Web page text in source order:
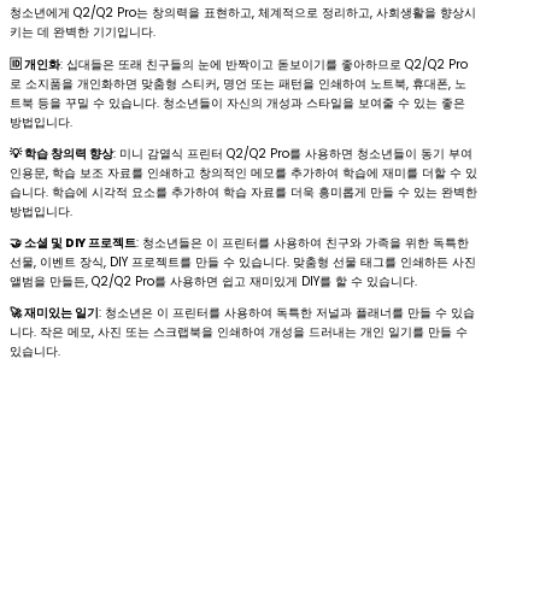
청소년에게 Q2/Q2 Pro는 창의력을 표현하고, 체계적으로 정리하고, 사회생활을 향상시
키는 데 완벽한 기기입니다.
🆔 개인화: 십대들은 또래 친구들의 눈에 반짝이고 돋보이기를 좋아하므로 Q2/Q2 Pro
로 소지품을 개인화하면 맞춤형 스티커, 명언 또는 패턴을 인쇄하여 노트북, 휴대폰, 노
트북 등을 꾸밀 수 있습니다. 청소년들이 자신의 개성과 스타일을 보여줄 수 있는 좋은
방법입니다.
💡 학습 창의력 향상: 미니 감열식 프린터 Q2/Q2 Pro를 사용하면 청소년들이 동기 부여
인용문, 학습 보조 자료를 인쇄하고 창의적인 메모를 추가하여 학습에 재미를 더할 수 있
습니다. 학습에 시각적 요소를 추가하여 학습 자료를 더욱 흥미롭게 만들 수 있는 완벽한
방법입니다.
🤝 소셜 및 DIY 프로젝트: 청소년들은 이 프린터를 사용하여 친구와 가족을 위한 독특한
선물, 이벤트 장식, DIY 프로젝트를 만들 수 있습니다. 맞춤형 선물 태그를 인쇄하든 사진
앨범을 만들든, Q2/Q2 Pro를 사용하면 쉽고 재미있게 DIY를 할 수 있습니다.
🚀 재미있는 일기: 청소년은 이 프린터를 사용하여 독특한 저널과 플래너를 만들 수 있습
니다. 작은 메모, 사진 또는 스크랩북을 인쇄하여 개성을 드러내는 개인 일기를 만들 수
있습니다.